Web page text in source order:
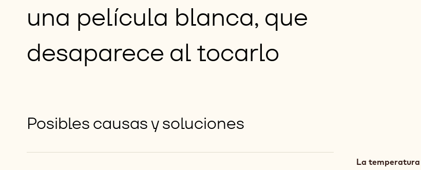
una película blanca, que
desaparece al tocarlo
Posibles causas y soluciones
La